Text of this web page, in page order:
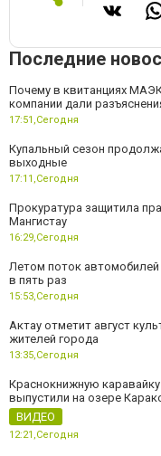
Последние
Почему в квитанциях
компании дали
17:51,Сегодня
Купальный сезон
выходные
17:11,Сегодня
Прокуратура защитила
Мангистау
16:29,Сегодня
Летом поток
в пять раз
15:53,Сегодня
Актау отметит август
жителей города
13:35,Сегодня
Краснокнижную
выпустили на озере
ВИДЕО
12:21,Сегодня